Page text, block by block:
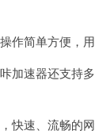
简单方便，用
速器还支持多
速、流畅的网